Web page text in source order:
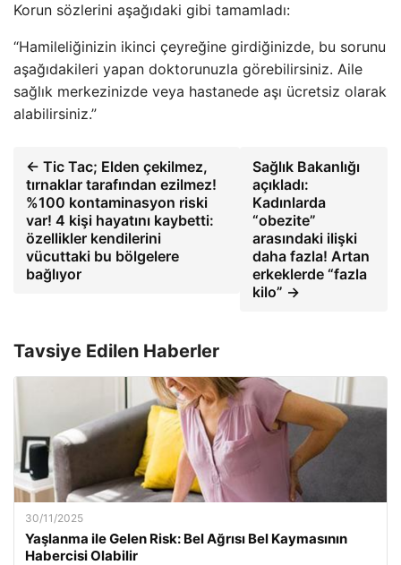
Korun sözlerini aşağıdaki gibi tamamladı:
“Hamileliğinizin ikinci çeyreğine girdiğinizde, bu sorunu
aşağıdakileri yapan doktorunuzla görebilirsiniz. Aile
sağlık merkezinizde veya hastanede aşı ücretsiz olarak
alabilirsiniz.”
← Tic Tac; Elden çekilmez,
tırnaklar tarafından ezilmez!
%100 kontaminasyon riski
var! 4 kişi hayatını kaybetti:
özellikler kendilerini
vücuttaki bu bölgelere
bağlıyor
Sağlık Bakanlığı
açıkladı:
Kadınlarda
“obezite”
arasındaki ilişki
daha fazla! Artan
erkeklerde “fazla
kilo” →
Tavsiye Edilen Haberler
30/11/2025
Yaşlanma ile Gelen Risk: Bel Ağrısı Bel Kaymasının
Habercisi Olabilir